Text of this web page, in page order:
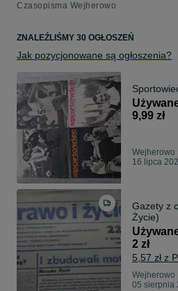
Czasopisma Wejherowo
ZNALEŹLIŚMY 30 OGŁOSZEŃ
Jak pozycjonowane są ogłoszenia?
9,99 zł
Wejherowo
16 lipca
Gazety z
Życie)
2 zł
5,57 zł z
Wejherowo
05 sierpnia